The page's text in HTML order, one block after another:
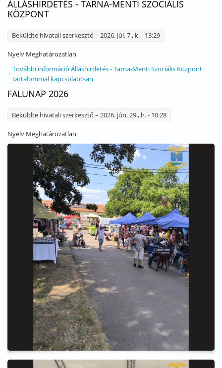
ÁLLÁSHIRDETÉS - TARNA-MENTI SZOCIÁLIS
KÖZPONT
Beküldte hivatali szerkesztő – 2026. júl. 7., k. - 13:29
Nyelv Meghatározatlan
További információ Álláshirdetés - Tarna-Menti Szociális Központ
tartalommal kapcsolatosan
FALUNAP 2026
Beküldte hivatali szerkesztő – 2026. jún. 29., h. - 10:28
Nyelv Meghatározatlan